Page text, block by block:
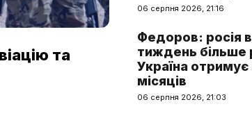
та
06 серпня 2026, 21:16
Федоров: росія
тиждень більше
Україна отримує
місяців
06 серпня 2026, 21:03